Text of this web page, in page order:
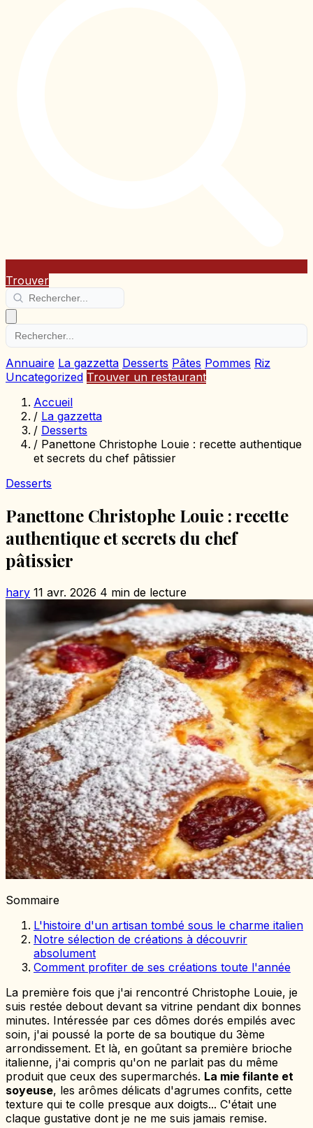
Trouver
Annuaire La gazzetta Desserts Pâtes Pommes Riz
Uncategorized Trouver un restaurant
Accueil
/ La gazzetta
/ Desserts
/ Panettone Christophe Louie : recette authentique
et secrets du chef pâtissier
Desserts
Panettone Christophe Louie : recette
authentique et secrets du chef
pâtissier
hary 11 avr. 2026 4 min de lecture
Sommaire
L'histoire d'un artisan tombé sous le charme italien
Notre sélection de créations à découvrir
absolument
Comment profiter de ses créations toute l'année
La première fois que j'ai rencontré Christophe Louie, je
suis restée debout devant sa vitrine pendant dix bonnes
minutes. Intéressée par ces dômes dorés empilés avec
soin, j'ai poussé la porte de sa boutique du 3ème
arrondissement. Et là, en goûtant sa première brioche
italienne, j'ai compris qu'on ne parlait pas du même
produit que ceux des supermarchés. La mie filante et
soyeuse, les arômes délicats d'agrumes confits, cette
texture qui te colle presque aux doigts... C'était une
claque gustative dont je ne me suis jamais remise.